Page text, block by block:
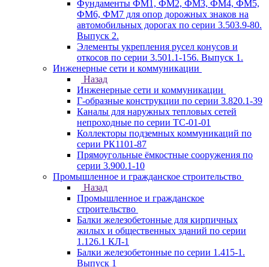
Фундаменты ФМ1, ФМ2, ФМ3, ФМ4, ФМ5,
ФМ6, ФМ7 для опор дорожных знаков на
автомобильных дорогах по серии 3.503.9-80.
Выпуск 2.
Элементы укрепления русел конусов и
откосов по серии 3.501.1-156. Выпуск 1.
Инженерные сети и коммуникации
Назад
Инженерные сети и коммуникации
Г-образные конструкции по серии 3.820.1-39
Каналы для наружных тепловых сетей
непроходные по серии ТС-01-01
Коллекторы подземных коммуникаций по
серии РК1101-87
Прямоугольные ёмкостные сооружения по
серии 3.900.1-10
Промышленное и гражданское строительство
Назад
Промышленное и гражданское
строительство
Балки железобетонные для кирпичных
жилых и общественных зданий по серии
1.126.1 КЛ-1
Балки железобетонные по серии 1.415-1.
Выпуск 1